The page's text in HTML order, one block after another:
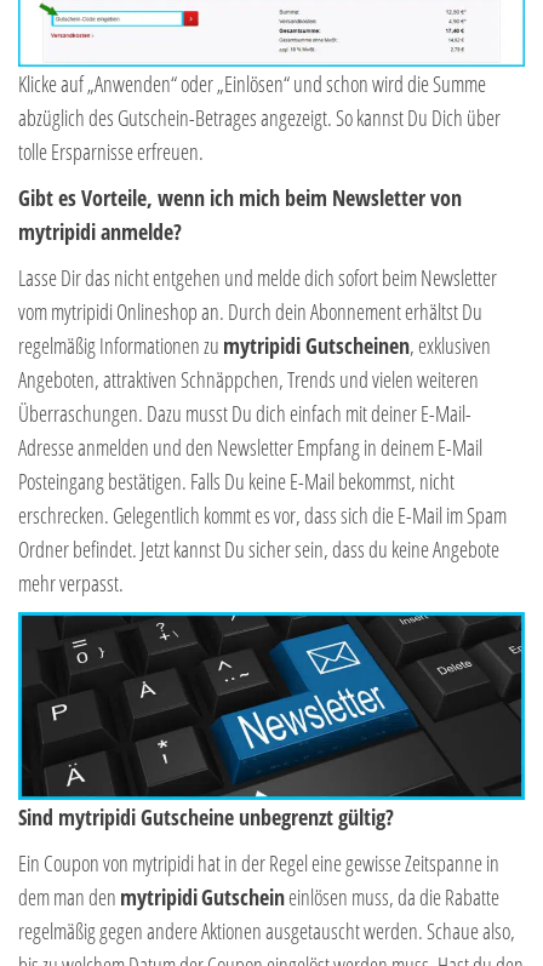
Klicke auf „Anwenden“ oder „Einlösen“ und schon wird die Summe
abzüglich des Gutschein-Betrages angezeigt. So kannst Du Dich über
tolle Ersparnisse erfreuen.
Gibt es Vorteile, wenn ich mich beim Newsletter von
mytripidi anmelde?
Lasse Dir das nicht entgehen und melde dich sofort beim Newsletter
vom mytripidi Onlineshop an. Durch dein Abonnement erhältst Du
regelmäßig Informationen zu mytripidi Gutscheinen, exklusiven
Angeboten, attraktiven Schnäppchen, Trends und vielen weiteren
Überraschungen. Dazu musst Du dich einfach mit deiner E-Mail-
Adresse anmelden und den Newsletter Empfang in deinem E-Mail
Posteingang bestätigen. Falls Du keine E-Mail bekommst, nicht
erschrecken. Gelegentlich kommt es vor, dass sich die E-Mail im Spam
Ordner befindet. Jetzt kannst Du sicher sein, dass du keine Angebote
mehr verpasst.
Sind mytripidi Gutscheine unbegrenzt gültig?
Ein Coupon von mytripidi hat in der Regel eine gewisse Zeitspanne in
dem man den mytripidiGutscheineinlösen muss, da die Rabatte
regelmäßig gegen andere Aktionen ausgetauscht werden. Schaue also,